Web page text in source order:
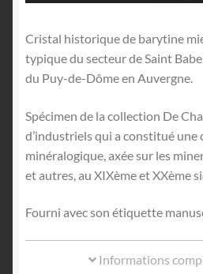
Cristal historique de barytine
typique du secteur de Saint
du Puy-de-Dôme en Auvergne.
Spécimen de la collection De
d’industriels qui a constitué une
minéralogique, axée sur les
et autres, au XIXème et XXème
Fourni avec son étiquette
Informations